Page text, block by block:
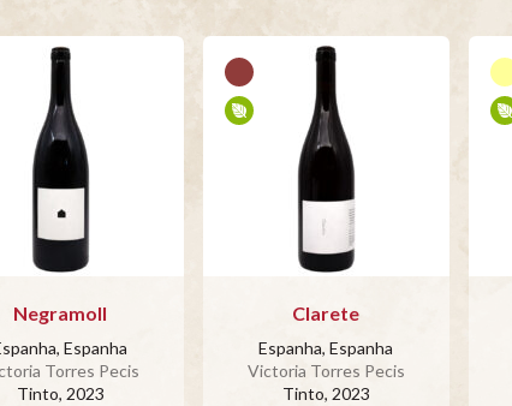
Negramoll
Espanha
Torres Pecis
Tinto, 2023
Clarete
Espanha, Espanha
Victoria Torres Pecis
Tinto, 2023